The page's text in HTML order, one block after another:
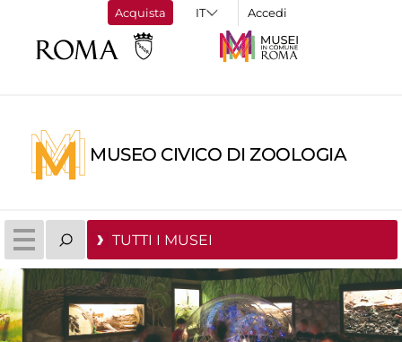
Acquista Accedi
MUSEO CIVICO DI ZOOLOGIA
TUTTI I MUSEI